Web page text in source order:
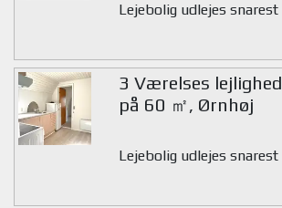
Lejebolig udlejes snarest
3 Værelses lejlighed
på 60 ㎡, Ørnhøj
Lejebolig udlejes snarest